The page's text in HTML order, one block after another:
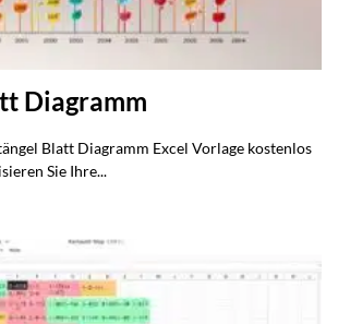
Diagramm
Blatt Diagramm Excel Vorlage kostenlos
Sie Ihre...